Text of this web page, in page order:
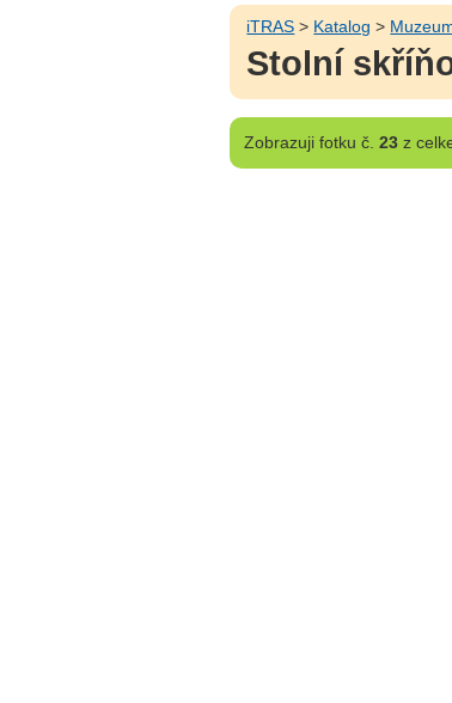
iTRAS > Katalog >
Stolní
Zobrazujifotku č. 23z